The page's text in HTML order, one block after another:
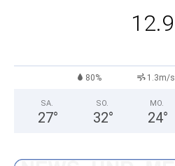
12.9
80% 1.3m/s
SA.
27°
SO.
32°
MO.
24°